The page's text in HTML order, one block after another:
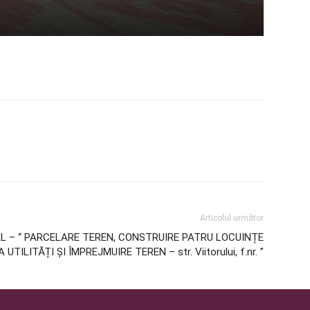
Articolul următor
“ PARCELARE TEREN, CONSTRUIRE PATRU LOCUINȚE
UTILITĂȚI ȘI ÎMPREJMUIRE TEREN – str. Viitorului, f.nr. ”